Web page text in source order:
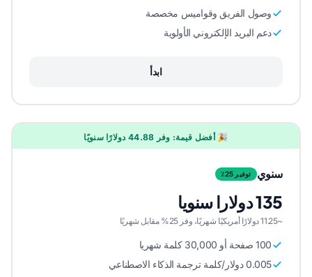
وصول الفريق وقواميس مخصصة
دعم البريد الإلكتروني الأولوية
ابدأ
🎉 أفضل قيمة: وفر 44.88 دولارًا سنويًا
سنوي توفير 25٪
135 دولارا سنويا
~11.25 دولارًا أمريكيًا شهريًا، وفر 25% مقابل شهريًا
100 صفحة أو 30,000 كلمة شهريا
0.005 دولار/كلمة ترجمة الذكاء الاصطناعي